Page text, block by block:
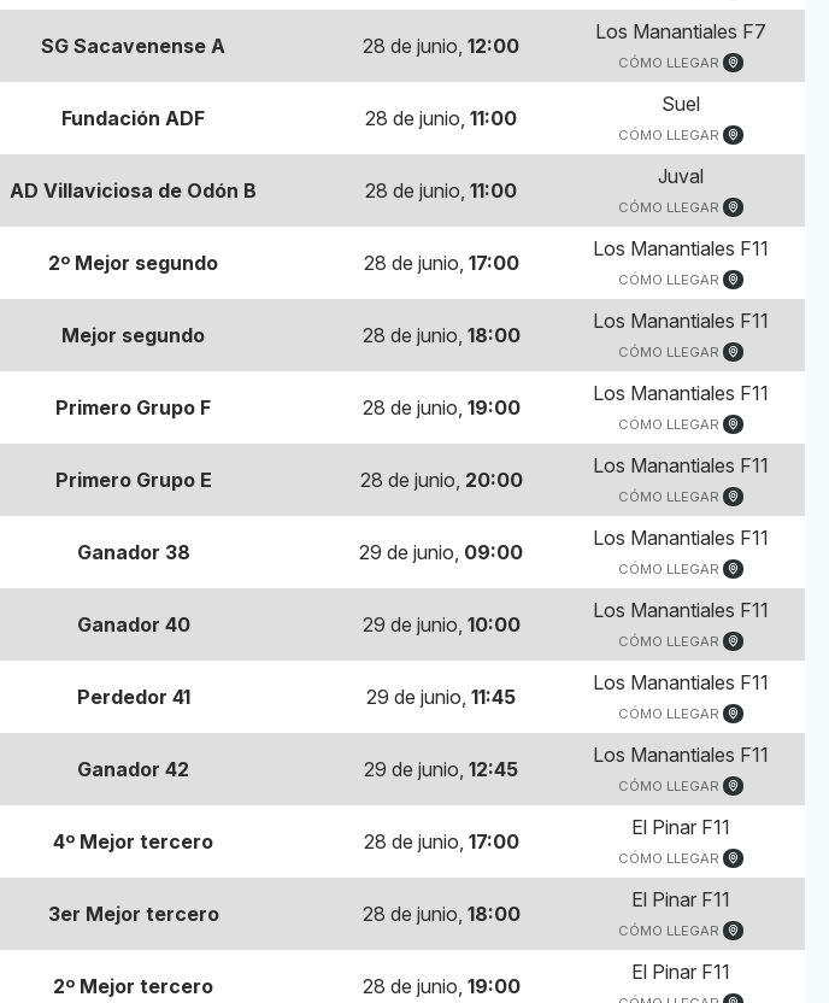
SG Sacavenense A 28 de junio, 12:00
Los Manantiales F7
CÓMO LLEGAR
Fundación ADF 28 de junio, 11:00
Suel
CÓMO LLEGAR
AD Villaviciosa de Odón B 28 de junio, 11:00
Juval
CÓMO LLEGAR
2º Mejor segundo 28 de junio, 17:00
Los Manantiales F11
CÓMO LLEGAR
Mejor segundo 28 de junio, 18:00
Los Manantiales F11
CÓMO LLEGAR
Primero Grupo F 28 de junio, 19:00
Los Manantiales F11
CÓMO LLEGAR
Primero Grupo E 28 de junio, 20:00
Los Manantiales F11
CÓMO LLEGAR
Ganador 38 29 de junio, 09:00
Los Manantiales F11
CÓMO LLEGAR
Ganador 40 29 de junio, 10:00
Los Manantiales F11
CÓMO LLEGAR
Perdedor 41 29 de junio, 11:45
Los Manantiales F11
CÓMO LLEGAR
Ganador 42 29 de junio, 12:45
Los Manantiales F11
CÓMO LLEGAR
4º Mejor tercero 28 de junio, 17:00
El Pinar F11
CÓMO LLEGAR
3er Mejor tercero 28 de junio, 18:00
El Pinar F11
CÓMO LLEGAR
2º Mejor tercero 28 de junio, 19:00
El Pinar F11